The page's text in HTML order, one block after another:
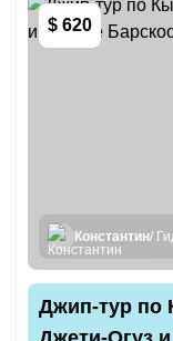
$ 620
Константин/
Джип-тур по